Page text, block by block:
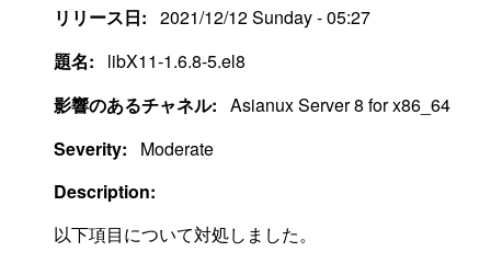
リリース日: 2021/12/12 Sunday - 05:27
題名:
libX11-1.6.8-5.el8
影響のあるチャネル: Asianux Server 8 for x86_64
Severity:
Moderate
Description:
以下項目について対処しました。